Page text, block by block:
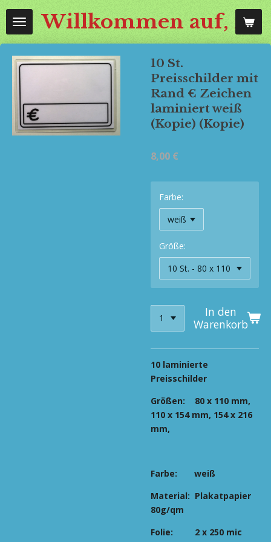
Zum
HauptinhaltWillkommen auf,
10 St.
Preisschilder mit
Rand € Zeichen
laminiert weiß
(Kopie) (Kopie)
8,00 €
Farbe:
Größe:
In den
Warenkorb
10 laminierte
Preisschilder
Größen: 80 x 110 mm,
110 x 154 mm, 154 x 216
mm,
Farbe: weiß
Material: Plakatpapier
80g/qm
Folie: 2 x 250 mic